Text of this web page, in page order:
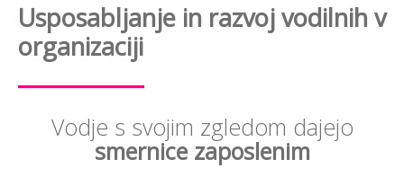
Usposabljanje in razvoj vodilnih v
organizaciji
Vodje s svojim zgledom dajejo
smernice zaposlenim